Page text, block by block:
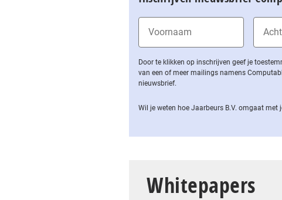
Door te klikken op inschrijven geef je
van een of meer mailings namens
nieuwsbrief.
Wil je weten hoe Jaarbeurs B.V. omgaat met
Whitepapers